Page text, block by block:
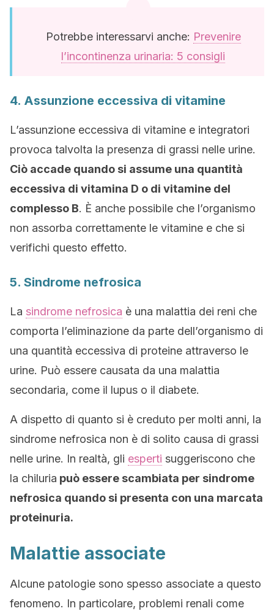
Potrebbe interessarvi anche: Prevenire
l’incontinenza urinaria: 5 consigli
4. Assunzione eccessiva di vitamine
L’assunzione eccessiva di vitamine e integratori
provoca talvolta la presenza di grassi nelle urine.
Ciò accade quando si assume una quantità
eccessiva di vitamina D o di vitamine del
complesso B. È anche possibile che l’organismo
non assorba correttamente le vitamine e che si
verifichi questo effetto.
5. Sindrome nefrosica
La sindrome nefrosica è una malattia dei reni che
comporta l’eliminazione da parte dell’organismo di
una quantità eccessiva di proteine attraverso le
urine. Può essere causata da una malattia
secondaria, come il lupus o il diabete.
A dispetto di quanto si è creduto per molti anni, la
sindrome nefrosica non è di solito causa di grassi
nelle urine. In realtà, gli esperti suggeriscono che
la chiluria può essere scambiata per sindrome
nefrosica quando si presenta con una marcata
proteinuria.
Malattie associate
Alcune patologie sono spesso associate a questo
fenomeno. In particolare, problemi renali come